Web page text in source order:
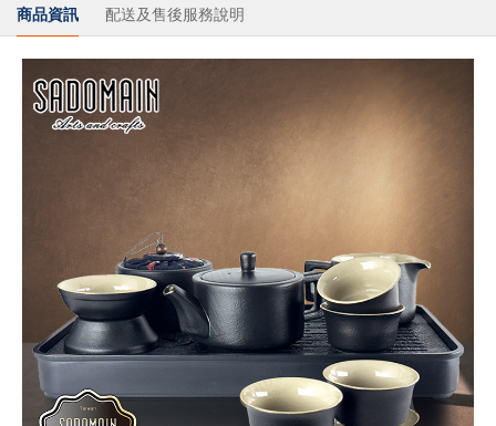
商品資訊 配送及售後服務說明